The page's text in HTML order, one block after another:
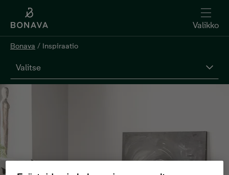
Valikko
Bonava / Inspiraatio
Valitse